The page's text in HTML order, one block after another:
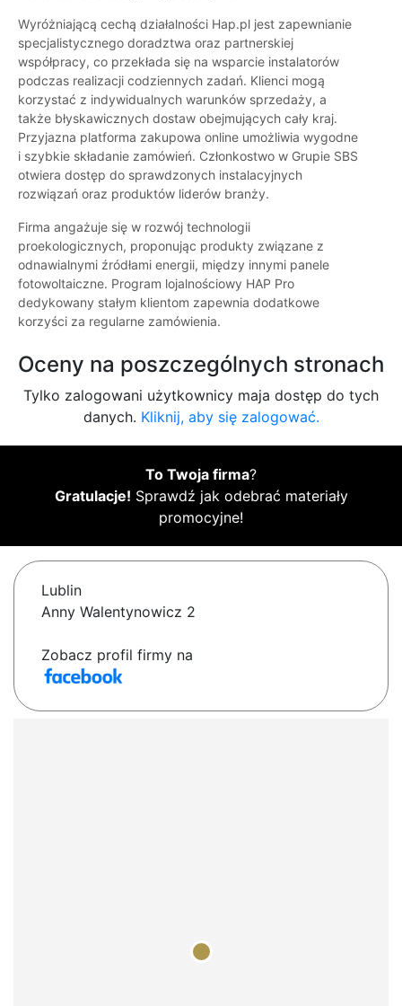
Wyróżniającą cechą działalności Hap.pl jest zapewnianie
specjalistycznego doradztwa oraz partnerskiej
współpracy, co przekłada się na wsparcie instalatorów
podczas realizacji codziennych zadań. Klienci mogą
korzystać z indywidualnych warunków sprzedaży, a
także błyskawicznych dostaw obejmujących cały kraj.
Przyjazna platforma zakupowa online umożliwia wygodne
i szybkie składanie zamówień. Członkostwo w Grupie SBS
otwiera dostęp do sprawdzonych instalacyjnych
rozwiązań oraz produktów liderów branży.
Firma angażuje się w rozwój technologii
proekologicznych, proponując produkty związane z
odnawialnymi źródłami energii, między innymi panele
fotowoltaiczne. Program lojalnościowy HAP Pro
dedykowany stałym klientom zapewnia dodatkowe
korzyści za regularne zamówienia.
Oceny na poszczególnych stronach
Tylko zalogowani użytkownicy maja dostęp do tych
danych. Kliknij, aby się zalogować.
To Twoja firma?
Gratulacje! Sprawdź jak odebrać materiały
promocyjne!
Lublin
Anny Walentynowicz 2
Zobacz profil firmy na